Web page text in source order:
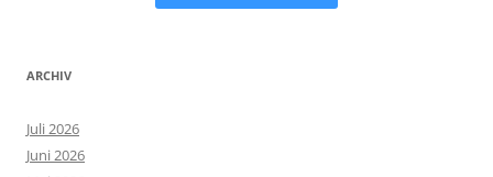
ARCHIV
Juli 2026
Juni 2026